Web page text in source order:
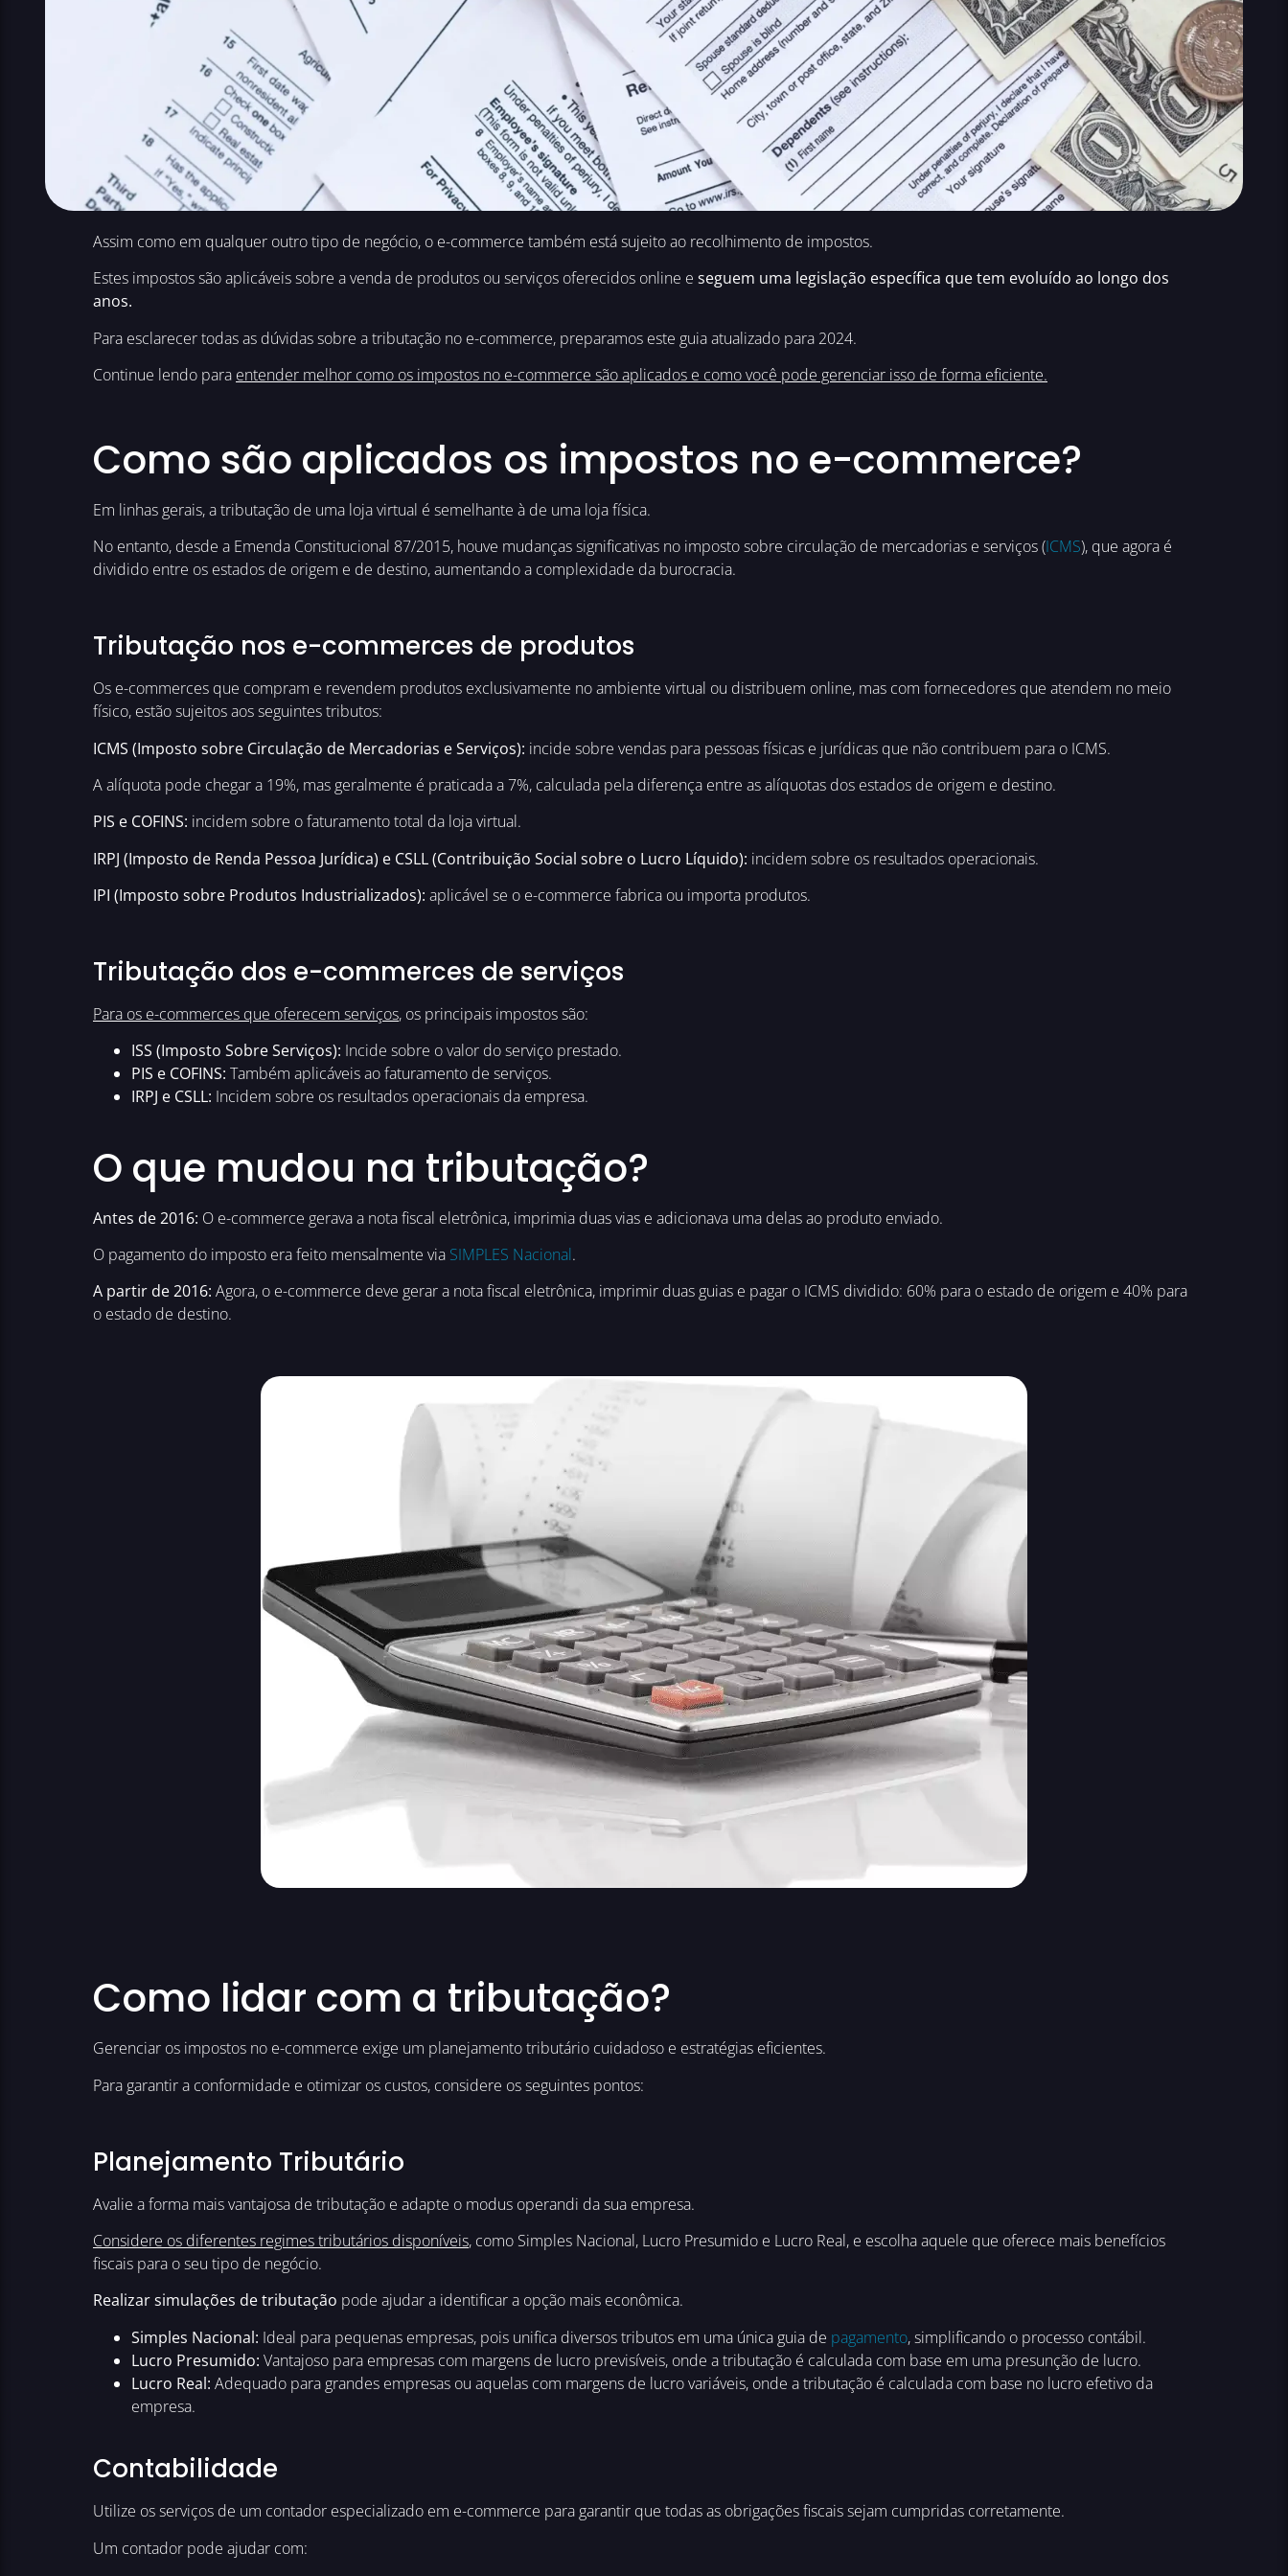
Assim como em qualquer outro tipo de negócio, o e-commerce também está sujeito ao recolhimento de impostos.
Estes impostos são aplicáveis sobre a venda de produtos ou serviços oferecidos online e seguem uma legislação específica que tem evoluído ao longo dos
anos.
Para esclarecer todas as dúvidas sobre a tributação no e-commerce, preparamos este guia atualizado para 2024.
Continue lendo para entender melhor como os impostos no e-commerce são aplicados e como você pode gerenciar isso de forma eficiente.
Como são aplicados os impostos no e-commerce?
Em linhas gerais, a tributação de uma loja virtual é semelhante à de uma loja física.
No entanto, desde a Emenda Constitucional 87/2015, houve mudanças significativas no imposto sobre circulação de mercadorias e serviços (ICMS), que agora é
dividido entre os estados de origem e de destino, aumentando a complexidade da burocracia.
Tributação nos e-commerces de produtos
Os e-commerces que compram e revendem produtos exclusivamente no ambiente virtual ou distribuem online, mas com fornecedores que atendem no meio
físico, estão sujeitos aos seguintes tributos:
ICMS (Imposto sobre Circulação de Mercadorias e Serviços): incide sobre vendas para pessoas físicas e jurídicas que não contribuem para o ICMS.
A alíquota pode chegar a 19%, mas geralmente é praticada a 7%, calculada pela diferença entre as alíquotas dos estados de origem e destino.
PIS e COFINS: incidem sobre o faturamento total da loja virtual.
IRPJ (Imposto de Renda Pessoa Jurídica) e CSLL (Contribuição Social sobre o Lucro Líquido): incidem sobre os resultados operacionais.
IPI (Imposto sobre Produtos Industrializados): aplicável se o e-commerce fabrica ou importa produtos.
Tributação dos e-commerces de serviços
Para os e-commerces que oferecem serviços, os principais impostos são:
ISS (Imposto Sobre Serviços): Incide sobre o valor do serviço prestado.
PIS e COFINS: Também aplicáveis ao faturamento de serviços.
IRPJ e CSLL: Incidem sobre os resultados operacionais da empresa.
O que mudou na tributação?
Antes de 2016: O e-commerce gerava a nota fiscal eletrônica, imprimia duas vias e adicionava uma delas ao produto enviado.
O pagamento do imposto era feito mensalmente via SIMPLES Nacional.
A partir de 2016: Agora, o e-commerce deve gerar a nota fiscal eletrônica, imprimir duas guias e pagar o ICMS dividido: 60% para o estado de origem e 40% para
o estado de destino.
Como lidar com a tributação?
Gerenciar os impostos no e-commerce exige um planejamento tributário cuidadoso e estratégias eficientes.
Para garantir a conformidade e otimizar os custos, considere os seguintes pontos:
Planejamento Tributário
Avalie a forma mais vantajosa de tributação e adapte o modus operandi da sua empresa.
Considere os diferentes regimes tributários disponíveis, como Simples Nacional, Lucro Presumido e Lucro Real, e escolha aquele que oferece mais benefícios
fiscais para o seu tipo de negócio.
Realizar simulações de tributação pode ajudar a identificar a opção mais econômica.
Simples Nacional: Ideal para pequenas empresas, pois unifica diversos tributos em uma única guia de pagamento, simplificando o processo contábil.
Lucro Presumido: Vantajoso para empresas com margens de lucro previsíveis, onde a tributação é calculada com base em uma presunção de lucro.
Lucro Real: Adequado para grandes empresas ou aquelas com margens de lucro variáveis, onde a tributação é calculada com base no lucro efetivo da
empresa.
Contabilidade
Utilize os serviços de um contador especializado em e-commerce para garantir que todas as obrigações fiscais sejam cumpridas corretamente.
Um contador pode ajudar com: